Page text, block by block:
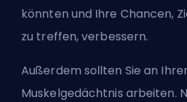
könnten und Ihre Chancen,
zu treffen, verbessern.
Außerdem sollten Sie an
Muskelgedächtnis arbeiten.